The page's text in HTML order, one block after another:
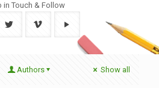
in Touch & Follow
Authors Show all